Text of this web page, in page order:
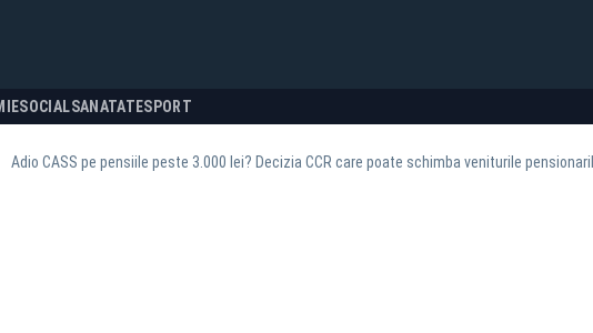
SOCIALSANATATESPORT
Adio CASS pe pensiile peste 3.000 lei? Decizia CCR care poate schimba veniturile